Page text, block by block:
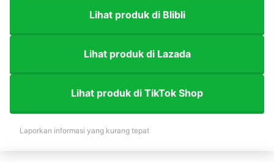
Lihat produk di Blibli
Lihat produk di Lazada
Lihat produk di TikTok Shop
Laporkan informasi yang kurang tepat